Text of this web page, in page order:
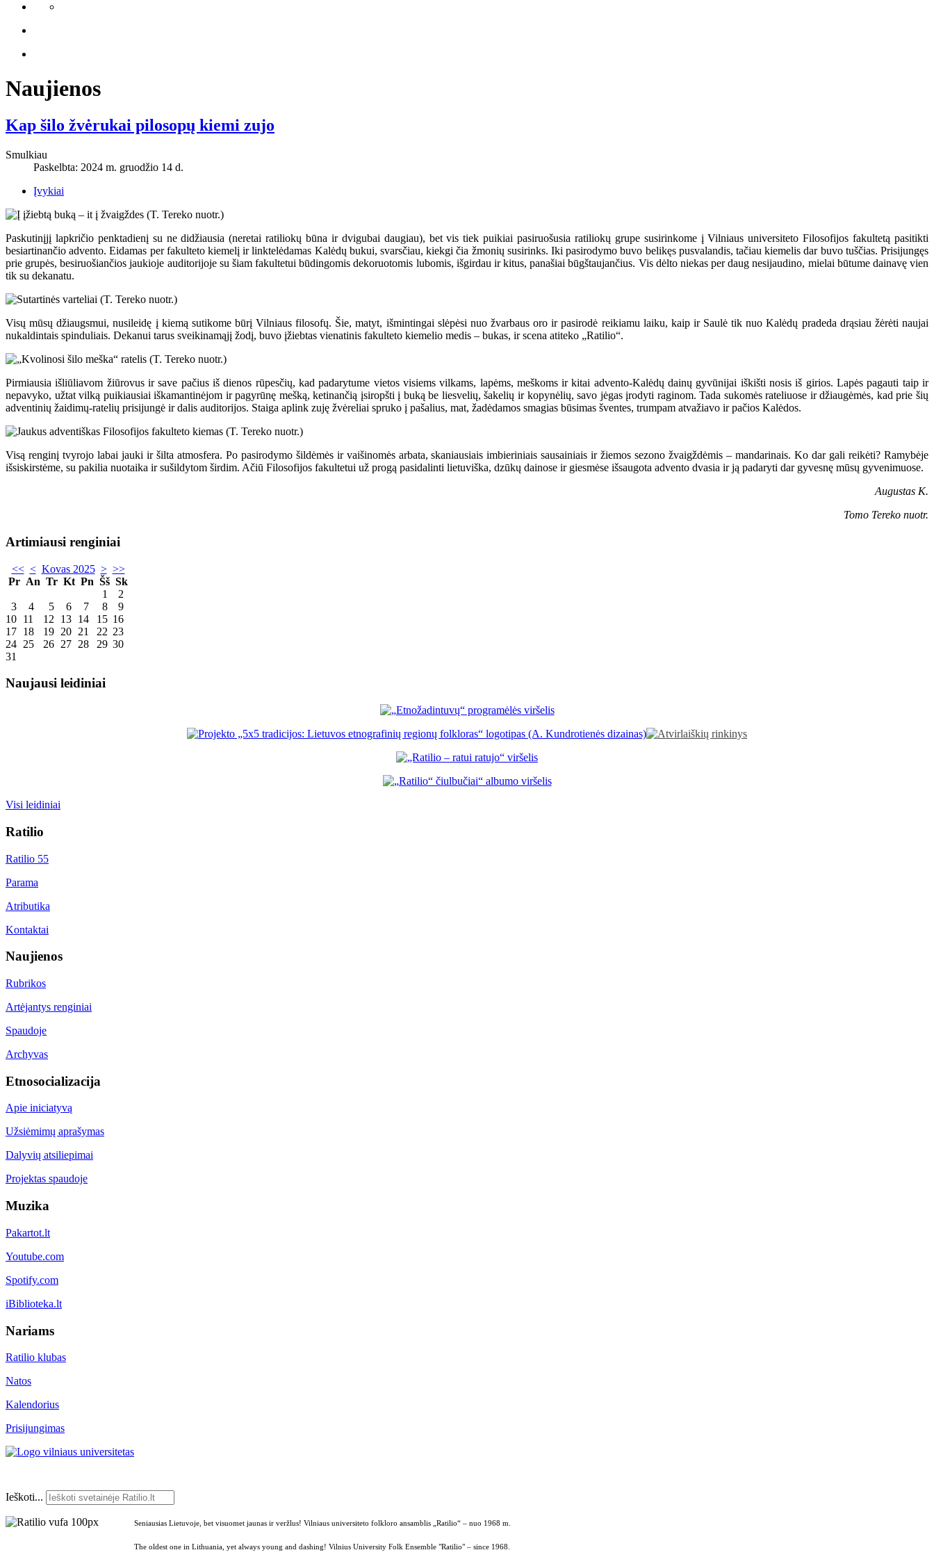
Naujienos
Kap šilo žvėrukai pilosopų kiemi zujo
Smulkiau
Paskelbta: 2024 m. gruodžio 14 d.
Įvykiai
Paskutinįjį lapkričio penktadienį su ne didžiausia (neretai ratiliokų būna ir dvigubai daugiau), bet vis tiek puikiai pasiruošusia ratiliokų grupe susirinkome į Vilniaus universiteto Filosofijos fakultetą pasitikti
besiartinančio advento. Eidamas per fakulteto kiemelį ir linktelėdamas Kalėdų bukui, svarsčiau, kiekgi čia žmonių susirinks. Iki pasirodymo buvo belikęs pusvalandis, tačiau kiemelis dar buvo tuščias. Prisijungęs
prie grupės, besiruošiančios jaukioje auditorijoje su šiam fakultetui būdingomis dekoruotomis lubomis, išgirdau ir kitus, panašiai būgštaujančius. Vis dėlto niekas per daug nesijaudino, mielai būtume dainavę vien
tik su dekanatu.
Visų mūsų džiaugsmui, nusileidę į kiemą sutikome būrį Vilniaus filosofų. Šie, matyt, išmintingai slėpėsi nuo žvarbaus oro ir pasirodė reikiamu laiku, kaip ir Saulė tik nuo Kalėdų pradeda drąsiau žėrėti naujai
nukaldintais spinduliais. Dekanui tarus sveikinamąjį žodį, buvo įžiebtas vienatinis fakulteto kiemelio medis – bukas, ir scena atiteko „Ratilio“.
Pirmiausia išliūliavom žiūrovus ir save pačius iš dienos rūpesčių, kad padarytume vietos visiems vilkams, lapėms, meškoms ir kitai advento-Kalėdų dainų gyvūnijai iškišti nosis iš girios. Lapės pagauti taip ir
nepavyko, užtat vilką puikiausiai iškamantinėjom ir pagyrūnę mešką, ketinančią įsiropšti į buką be liesvelių, šakelių ir kopynėlių, savo jėgas įrodyti raginom. Tada sukomės rateliuose ir džiaugėmės, kad prie šių
adventinių žaidimų-ratelių prisijungė ir dalis auditorijos. Staiga aplink zuję žvėreliai spruko į pašalius, mat, žadėdamos smagias būsimas šventes, trumpam atvažiavo ir pačios Kalėdos.
Visą renginį tvyrojo labai jauki ir šilta atmosfera. Po pasirodymo šildėmės ir vaišinomės arbata, skaniausiais imbieriniais sausainiais ir žiemos sezono žvaigždėmis – mandarinais. Ko dar gali reikėti? Ramybėje
išsiskirstėme, su pakilia nuotaika ir sušildytom širdim. Ačiū Filosofijos fakultetui už progą pasidalinti lietuviška, dzūkų dainose ir giesmėse išsaugota advento dvasia ir ją padaryti dar gyvesnę mūsų gyvenimuose.
Augustas K.
Tomo Tereko nuotr.
Artimiausi renginiai
<< < Kovas 2025 > >>
Pr An Tr Kt Pn Šš Sk
1
2
3
4 5 6 7 8
9
10 11 12 13 14 15 16
17 18 19 20 21 22 23
24 25 26 27 28 29 30
31
Naujausi leidiniai
Visi leidiniai
Ratilio
Ratilio 55
Parama
Atributika
Kontaktai
Naujienos
Rubrikos
Artėjantys renginiai
Spaudoje
Archyvas
Etnosocializacija
Apie iniciatyvą
Užsiėmimų aprašymas
Dalyvių atsiliepimai
Projektas spaudoje
Muzika
Pakartot.lt
Youtube.com
Spotify.com
iBiblioteka.lt
Nariams
Ratilio klubas
Natos
Kalendorius
Prisijungimas
Ieškoti...
Seniausias Lietuvoje, bet visuomet jaunas ir veržlus! Vilniaus universiteto folkloro ansamblis „Ratilio“ – nuo 1968 m.
The oldest one in Lithuania, yet always young and dashing! Vilnius University Folk Ensemble "Ratilio" – since 1968.